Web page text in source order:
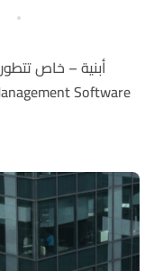
أبنية – خاص تتطور أنظمة إدارة العقارات (Property